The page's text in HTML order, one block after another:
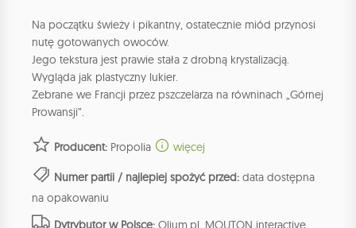
Na początku świeży i pikantny, ostatecznie miód przynosi
nutę gotowanych owoców.
Jego tekstura jest prawie stała z drobną krystalizacją.
Wygląda jak plastyczny lukier.
Zebrane we Francji przez pszczelarza na równinach „Górnej
Prowansji”.
Producent: Propolia więcej
Numer partii / najlepiej spożyć przed: data dostępna
na opakowaniu
Dytrybutor w Polsce: Olium.pl, MOUTON interactive